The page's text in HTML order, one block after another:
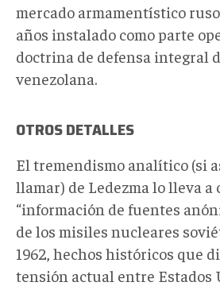
mercado armamentístico
años instalado como parte
doctrina de defensa integral
venezolana.
OTROS DETALLES
El tremendismo analítico (si
llamar) de Ledezma lo lleva a
“información de fuentes
de los misiles nucleares
1962, hechos históricos que
tensión actual entre Estados